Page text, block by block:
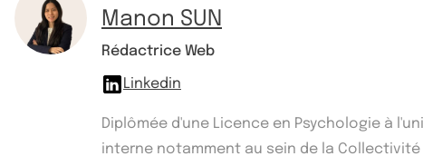
Manon SUN
Rédactrice Web
Linkedin
Diplômée d'une Licence en Psychologie à
interne notamment au sein de la Collectivité